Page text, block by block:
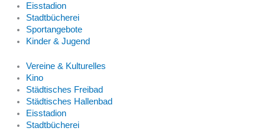
Eisstadion
Stadtbücherei
Sportangebote
Kinder & Jugend
Vereine & Kulturelles
Kino
Städtisches Freibad
Städtisches Hallenbad
Eisstadion
Stadtbücherei